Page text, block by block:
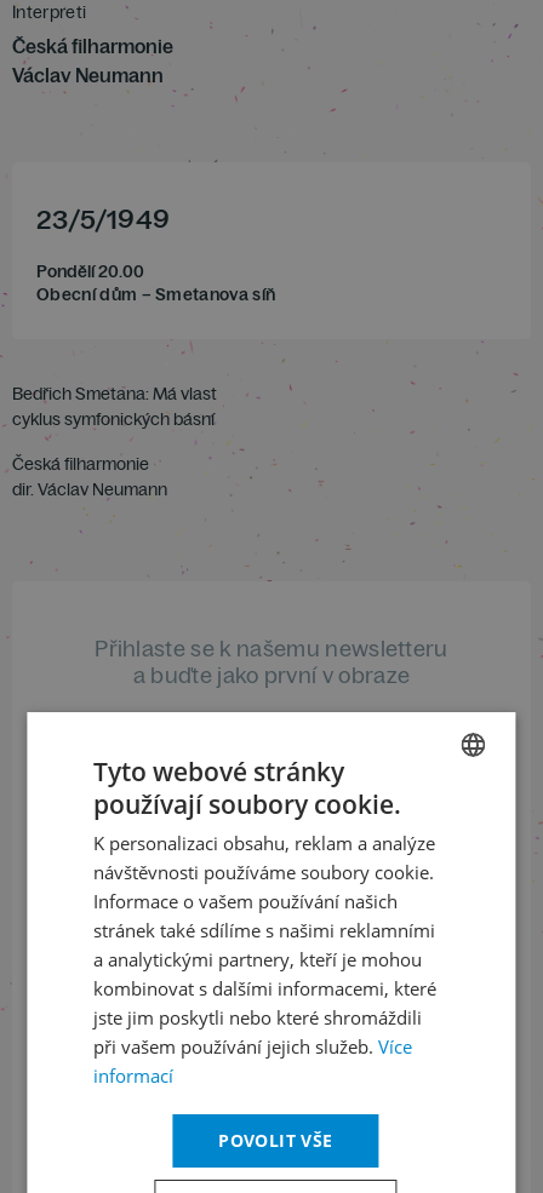
Interpreti
Česká filharmonie
Václav Neumann
23/5/1949
Pondělí 20.00
Obecní dům – Smetanova síň
Bedřich Smetana: Má vlast
cyklus symfonických básní
Česká filharmonie
dir. Václav Neumann
Přihlaste se k našemu newsletteru
a buďte jako první v obraze
Sledujte nás na sociálních sítích
LinkedInflickr
Informace o stavu objednávek
Informace o programu
ENGLISH
Tyto webové stránky
používají soubory cookie.
K personalizaci obsahu, reklam a analýze
návštěvnosti používáme soubory cookie.
Informace o vašem používání našich
stránek také sdílíme s našimi reklamními
a analytickými partnery, kteří je mohou
kombinovat s dalšími informacemi, které
jste jim poskytli nebo které shromáždili
při vašem používání jejich služeb. Více
informací
POVOLIT VŠE